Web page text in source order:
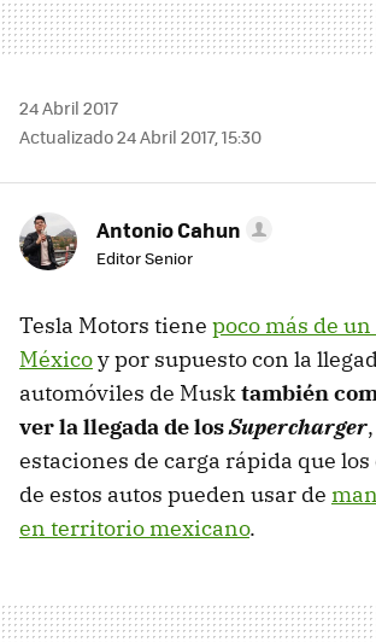
24 Abril 2017
Actualizado 24 Abril 2017, 15:30
Antonio Cahun
Editor Senior
Tesla Motors tiene poco más de
Méxicoy por supuesto con la
automóviles de Musktambién
ver la llegada de losSupercharger
estaciones de carga rápida que
de estos autos pueden usar de
en territorio mexicano.